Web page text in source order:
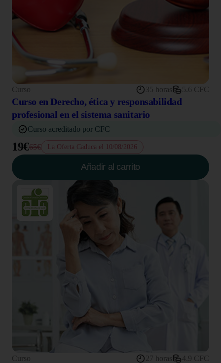
Curso 35 horas 5.6 CFC
Curso en Derecho, ética y responsabilidad
profesional en el sistema sanitario
Curso acreditado por CFC
19€65€ La Oferta Caduca el 10/08/2026
Añadir al carrito
Curso 27 horas 4.9 CFC